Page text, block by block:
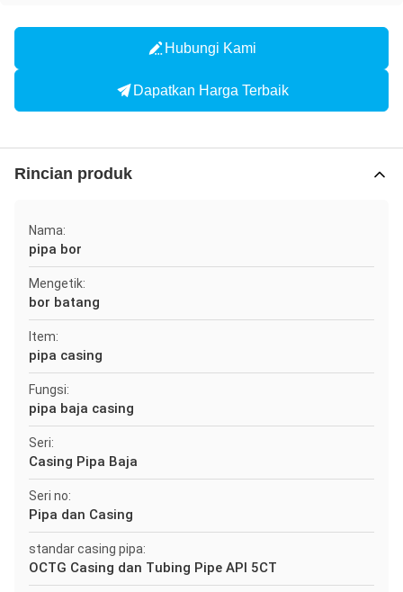
Hubungi Kami
Dapatkan Harga Terbaik
Rincian produk
Nama:
pipa bor
Mengetik:
bor batang
Item:
pipa casing
Fungsi:
pipa baja casing
Seri:
Casing Pipa Baja
Seri no:
Pipa dan Casing
standar casing pipa:
OCTG Casing dan Tubing Pipe API 5CT